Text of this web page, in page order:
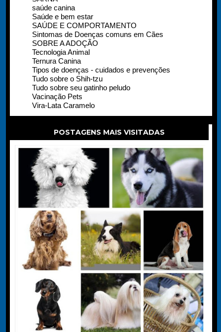
saúde canina
Saúde e bem estar
SAÚDE E COMPORTAMENTO
Sintomas de Doenças comuns em Cães
SOBRE A ADOÇÃO
Tecnologia Animal
Ternura Canina
Tipos de doenças - cuidados e prevenções
Tudo sobre o Shih-tzu
Tudo sobre seu gatinho peludo
Vacinação Pets
Vira-Lata Caramelo
POSTAGENS MAIS VISITADAS